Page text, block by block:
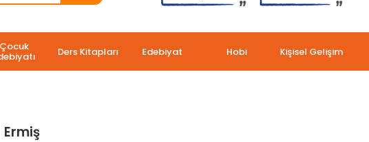
Çocuk Ders Kitapları Edebiyat Hobi Kişisel Gelişim
Ermiş